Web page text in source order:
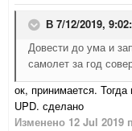
В 7/12/2019,
Довести до ума и
самолет за год
ок, принимается.
UPD. сделано
Изменено 12 Jul 2019